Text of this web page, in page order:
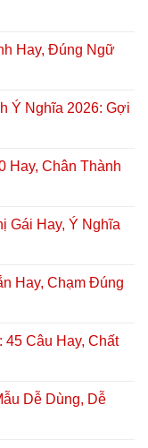
Hay, Đúng Ngữ
Ý Nghĩa 2026: Gợi
Hay, Chân Thành
Gái Hay, Ý Nghĩa
Hay, Chạm Đúng
Câu Hay, Chất
Dễ Dùng, Dễ